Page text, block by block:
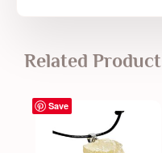
Related Product
Save